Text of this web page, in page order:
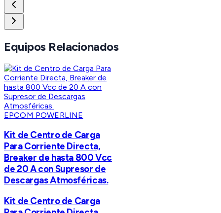
Equipos Relacionados
EPCOM POWERLINE
Kit de Centro de Carga
Para Corriente Directa,
Breaker de hasta 800 Vcc
de 20 A con Supresor de
Descargas Atmosféricas.
Kit de Centro de Carga